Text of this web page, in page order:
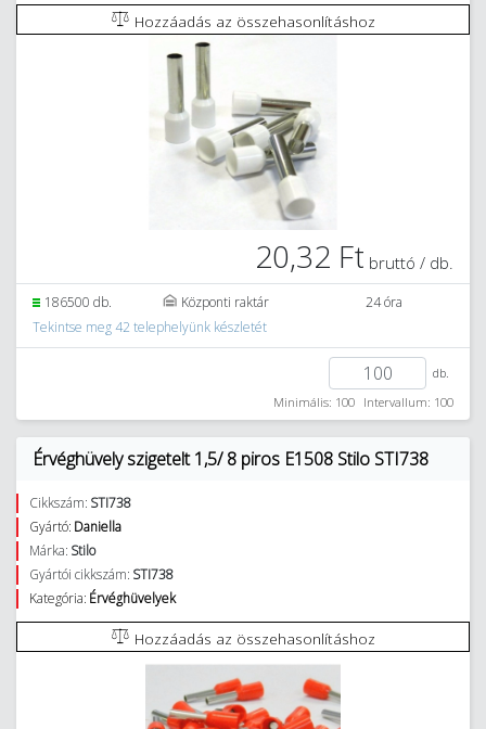
Hozzáadás az összehasonlításhoz
20,32 Ft bruttó / db.
186500 db. Központi raktár
24 óra
Tekintse meg 42 telephelyünk készletét
db.
Minimális: 100 Intervallum: 100
Érvéghüvely szigetelt 1,5/ 8 piros E1508 Stilo STI738
Cikkszám: STI738
Gyártó: Daniella
Márka: Stilo
Gyártói cikkszám: STI738
Kategória: Érvéghüvelyek
Hozzáadás az összehasonlításhoz